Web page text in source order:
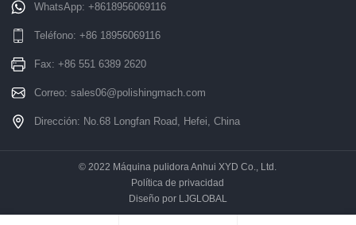
WhatsApp:+8618956069116
Teléfono:+86 18956069116
Fax: +86 551 6389 2620
Correo:sales06@polishingmach.com
Dirección: No.68 Longfan Road, Hefei, China
© 2022 Máquina pulidora Anhui XYD Co., Ltd.
Política de privacidad
Diseño por LJGLOBAL